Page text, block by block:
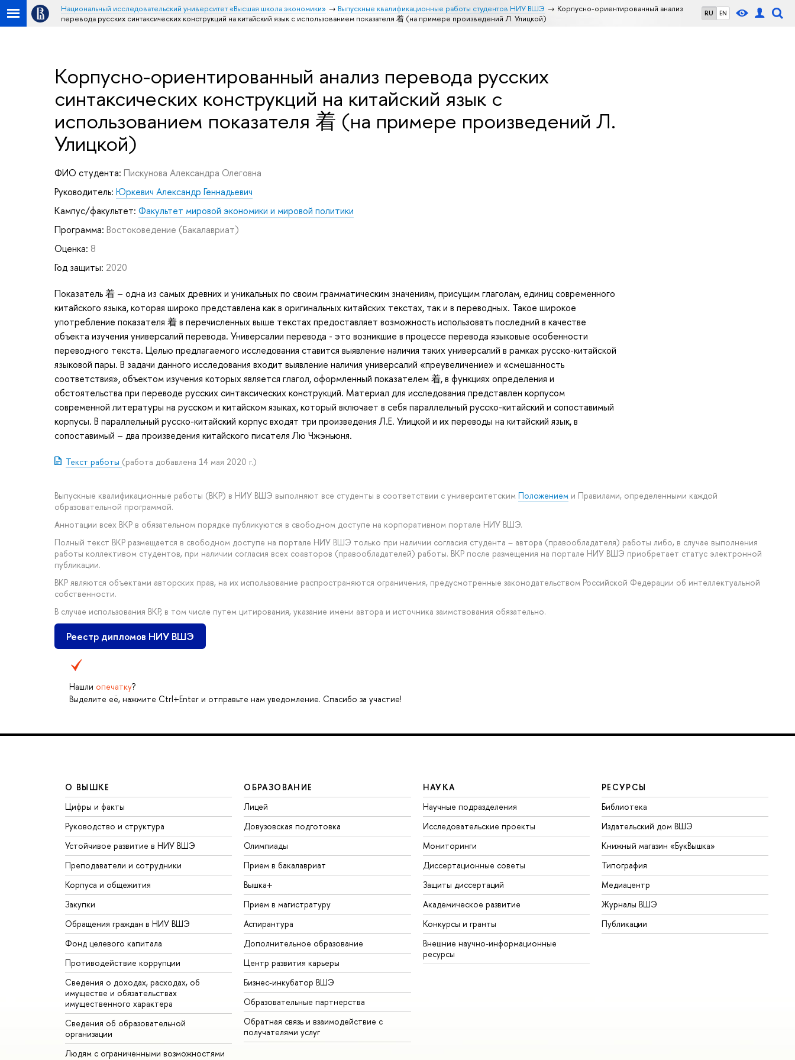
RU EN
Национальный исследовательский университет «Высшая школа экономики» Выпускные квалификационные работы студентов НИУ ВШЭ
Корпусно-ориентированный анализ
перевода русских синтаксических конструкций на китайский язык с использованием показателя 着 (на примере произведений Л. Улицкой)
Нашли опечатку?
Выделите её, нажмите Ctrl+Enter и отправьте нам уведомление. Спасибо за участие!
Корпусно-ориентированный анализ перевода русских
синтаксических конструкций на китайский язык с
использованием показателя 着 (на примере произведений Л.
Улицкой)
ФИО студента: Пискунова Александра Олеговна
Руководитель: Юркевич Александр Геннадьевич
Кампус/факультет: Факультет мировой экономики и мировой политики
Программа: Востоковедение (Бакалавриат)
Оценка: 8
Год защиты: 2020
Показатель 着 – одна из самых древних и уникальных по своим грамматическим значениям, присущим глаголам, единиц современного
китайского языка, которая широко представлена как в оригинальных китайских текстах, так и в переводных. Такое широкое
употребление показателя 着 в перечисленных выше текстах предоставляет возможность использовать последний в качестве
объекта изучения универсалий перевода. Универсалии перевода - это возникшие в процессе перевода языковые особенности
переводного текста. Целью предлагаемого исследования ставится выявление наличия таких универсалий в рамках русско-китайской
языковой пары. В задачи данного исследования входит выявление наличия универсалий «преувеличение» и «смешанность
соответствия», объектом изучения которых является глагол, оформленный показателем 着, в функциях определения и
обстоятельства при переводе русских синтаксических конструкций. Материал для исследования представлен корпусом
современной литературы на русском и китайском языках, который включает в себя параллельный русско-китайский и сопоставимый
корпусы. В параллельный русско-китайский корпус входят три произведения Л.Е. Улицкой и их переводы на китайский язык, в
сопоставимый – два произведения китайского писателя Лю Чжэньюня.
Текст работы (работа добавлена 14 мая 2020 г.)
Выпускные квалификационные работы (ВКР) в НИУ ВШЭ выполняют все студенты в соответствии с университетским Положением и Правилами, определенными каждой
образовательной программой.
Аннотации всех ВКР в обязательном порядке публикуются в свободном доступе на корпоративном портале НИУ ВШЭ.
Полный текст ВКР размещается в свободном доступе на портале НИУ ВШЭ только при наличии согласия студента – автора (правообладателя) работы либо, в случае выполнения
работы коллективом студентов, при наличии согласия всех соавторов (правообладателей) работы. ВКР после размещения на портале НИУ ВШЭ приобретает статус электронной
публикации.
ВКР являются объектами авторских прав, на их использование распространяются ограничения, предусмотренные законодательством Российской Федерации об интеллектуальной
собственности.
В случае использования ВКР, в том числе путем цитирования, указание имени автора и источника заимствования обязательно.
Реестр дипломов НИУ ВШЭ
О ВЫШКЕ
Цифры и факты
Руководство и структура
Устойчивое развитие в НИУ ВШЭ
Преподаватели и сотрудники
Корпуса и общежития
Закупки
Обращения граждан в НИУ ВШЭ
Фонд целевого капитала
Противодействие коррупции
Сведения о доходах, расходах, об
имуществе и обязательствах
имущественного характера
Сведения об образовательной
организации
Людям с ограниченными возможностями
ОБРАЗОВАНИЕ
Лицей
Довузовская подготовка
Олимпиады
Прием в бакалавриат
Вышка+
Прием в магистратуру
Аспирантура
Дополнительное образование
Центр развития карьеры
Бизнес-инкубатор ВШЭ
Образовательные партнерства
Обратная связь и взаимодействие с
получателями услуг
НАУКА
Научные подразделения
Исследовательские проекты
Мониторинги
Диссертационные советы
Защиты диссертаций
Академическое развитие
Конкурсы и гранты
Внешние научно-информационные
ресурсы
РЕСУРСЫ
Библиотека
Издательский дом ВШЭ
Книжный магазин «БукВышка»
Типография
Медиацентр
Журналы ВШЭ
Публикации